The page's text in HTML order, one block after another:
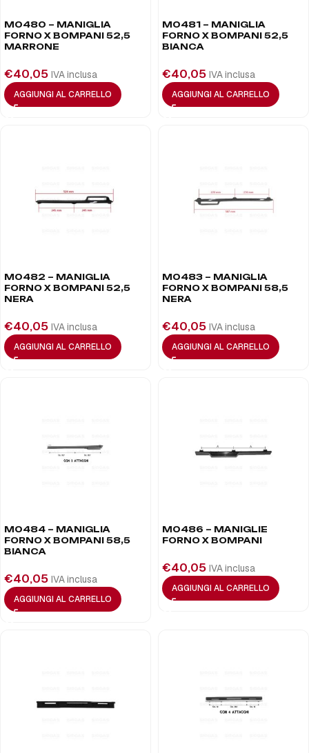
M0480 – MANIGLIA
FORNO X BOMPANI 52,5
MARRONE
€40,05 IVA inclusa
AGGIUNGI AL CARRELLO
M0481 – MANIGLIA
FORNO X BOMPANI 52,5
BIANCA
€40,05 IVA inclusa
AGGIUNGI AL CARRELLO
M0482 – MANIGLIA
FORNO X BOMPANI 52,5
NERA
€40,05 IVA inclusa
AGGIUNGI AL CARRELLO
M0483 – MANIGLIA
FORNO X BOMPANI 58,5
NERA
€40,05 IVA inclusa
AGGIUNGI AL CARRELLO
M0484 – MANIGLIA
FORNO X BOMPANI 58,5
BIANCA
€40,05 IVA inclusa
AGGIUNGI AL CARRELLO
M0486 – MANIGLIE
FORNO X BOMPANI
€40,05 IVA inclusa
AGGIUNGI AL CARRELLO